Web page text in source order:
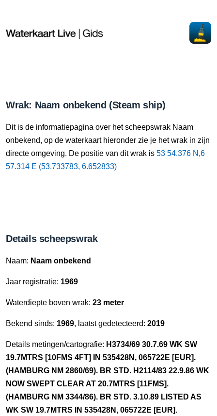
Wrak: Naam onbekend (Steam ship)
Dit is de informatiepagina over het scheepswrak Naam
onbekend, op de waterkaart hieronder zie je het wrak in zijn
directe omgeving. De positie van dit wrak is 53 54.376 N,6
57.314 E (53.733783, 6.652833)
Details scheepswrak
Naam: Naam onbekend
Jaar registratie: 1969
Waterdiepte boven wrak: 23 meter
Bekend sinds: 1969, laatst gedetecteerd: 2019
Details metingen/cartografie: H3734/69 30.7.69 WK SW
19.7MTRS [10FMS 4FT] IN 535428N, 065722E [EUR].
(HAMBURG NM 2860/69). BR STD. H2114/83 22.9.86 WK
NOW SWEPT CLEAR AT 20.7MTRS [11FMS].
(HAMBURG NM 3344/86). BR STD. 3.10.89 LISTED AS
WK SW 19.7MTRS IN 535428N, 065722E [EUR].